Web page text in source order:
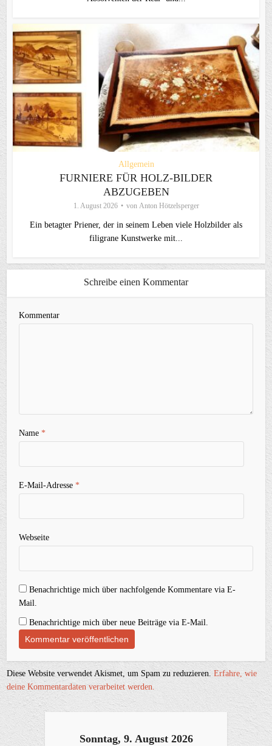
Allgemein
FURNIERE FÜR HOLZ-BILDER
ABZUGEBEN
1. August 2026 von Anton Hötzelsperger
Ein betagter Priener, der in seinem Leben viele Holzbilder als
filigrane Kunstwerke mit...
Schreibe einen Kommentar
Kommentar
Name*
E-Mail-Adresse*
Webseite
Benachrichtige mich über nachfolgende Kommentare via E-
Mail.
Benachrichtige mich über neue Beiträge via E-Mail.
Diese Website verwendet Akismet, um Spam zu reduzieren.Erfahre, wie
deine Kommentardaten verarbeitet werden.
Sonntag, 9. August 2026